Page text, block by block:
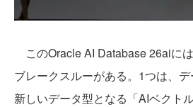
このOracle AI Database 26aiに
ブレークスルーがある。1つは、
新しいデータ型となる「AIベクト